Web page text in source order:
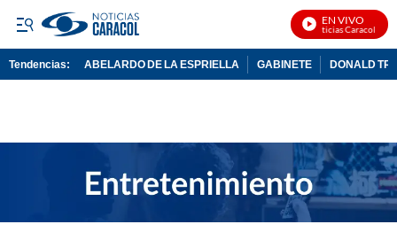
EN VIVO
Noticias Caracol En
Tendencias: ABELARDO DE LA ESPRIELLA GABINETE DONALD